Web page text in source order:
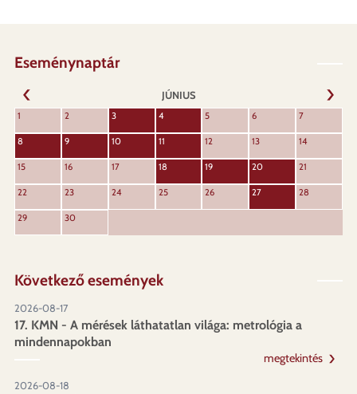
Eseménynaptár
ELŐZŐ
JÚNIUS
1 2 3 4 5 6 7
8 9 10 11 12 13 14
15 16 17 18 19 20 21
22 23 24 25 26 27 28
29 30
Következő események
2026-08-17
17. KMN - A mérések láthatatlan világa: metrológia a
mindennapokban
megtekintés
2026-08-18